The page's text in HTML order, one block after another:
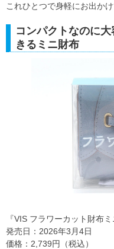
これひとつで身軽にお出かけ
コンパクトなのに
きるミニ財布
『VIS フラワーカット財布
発売日：2026年3月4日
価格：2,739円（税込）